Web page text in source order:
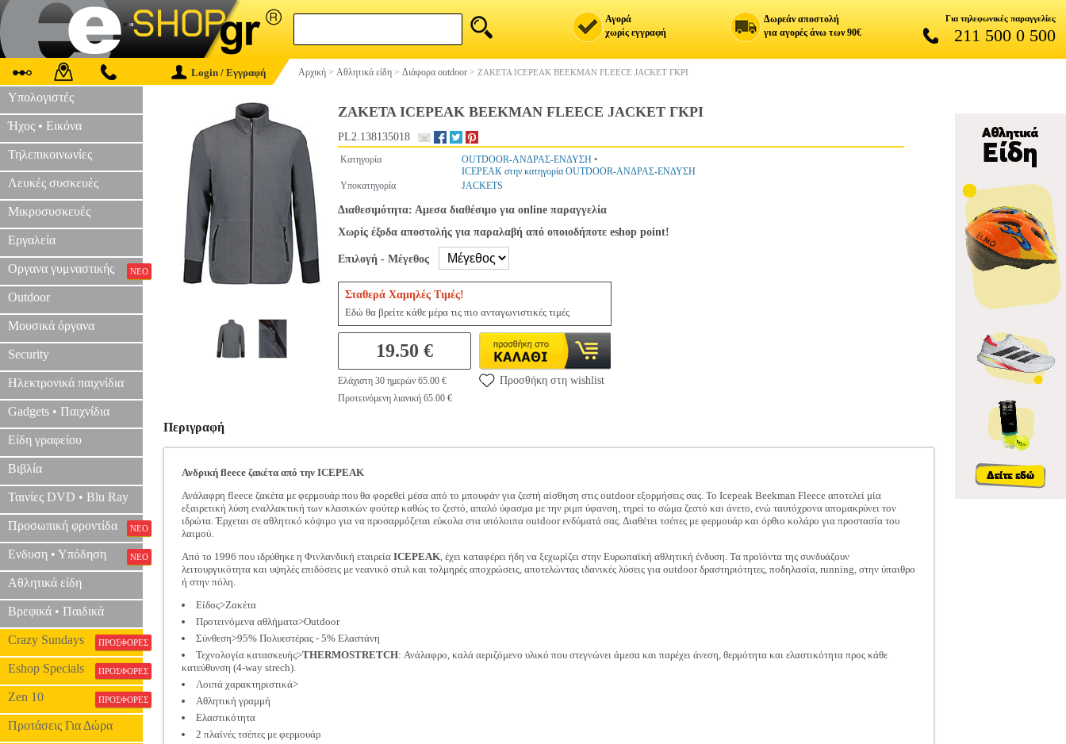
Αγορά
χωρίς εγγραφή
Δωρεάν αποστολή
για αγορές άνω των 90€
Για τηλεφωνικές παραγγελίες
211 500 0 500
Login / Εγγραφή Αρχική > Αθλητικά είδη > Διάφορα outdoor > ΖΑΚΕΤΑ ICEPEAK BEEKMAN FLEECE JACKET ΓΚΡΙ
Υπολογιστές
Ήχος • Εικόνα
Τηλεπικοινωνίες
Λευκές συσκευές
Μικροσυσκευές
Εργαλεία
Οργανα γυμναστικής ΝΕΟ
Outdoor
Μουσικά όργανα
Security
Ηλεκτρονικά παιχνίδια
Gadgets • Παιχνίδια
Είδη γραφείου
Βιβλία
Ταινίες DVD • Blu Ray
Προσωπική φροντίδα ΝΕΟ
Ενδυση • Υπόδηση ΝΕΟ
Αθλητικά είδη
Βρεφικά • Παιδικά
Crazy Sundays ΠΡΟΣΦΟΡΕΣ
Eshop Specials ΠΡΟΣΦΟΡΕΣ
Zen 10 ΠΡΟΣΦΟΡΕΣ
Προτάσεις Για Δώρα
ΖΑΚΕΤΑ ICEPEAK BEEKMAN FLEECE JACKET ΓΚΡΙ
PL2.138135018
Κατηγορία OUTDOOR-ΑΝΔΡΑΣ-ΕΝΔΥΣΗ •
ICEPEAK στην κατηγορία OUTDOOR-ΑΝΔΡΑΣ-ΕΝΔΥΣΗ
Υποκατηγορία
JACKETS
Διαθεσιμότητα: Αμεσα διαθέσιμο για online παραγγελία
Χωρίς έξοδα αποστολής για παραλαβή από οποιοδήποτε eshop point!
Επιλογή - Μέγεθος
Σταθερά Χαμηλές Τιμές!
Εδώ θα βρείτε κάθε μέρα τις πιο ανταγωνιστικές τιμές
19.50 €
Ελάχιστη 30 ημερών 65.00 €
Προτεινόμενη λιανική 65.00 €
Προσθήκη στη wishlist
Περιγραφή
Ανδρική fleece ζακέτα από την ICEPEAK
Ανάλαφρη fleece ζακέτα με φερμουάρ που θα φορεθεί μέσα από το μπουφάν για ζεστή αίσθηση στις outdoor εξορμήσεις σας. Το Icepeak Beekman Fleece αποτελεί μία
εξαιρετική λύση εναλλακτική των κλασικών φούτερ καθώς το ζεστό, απαλό ύφασμα με την ριμπ ύφανση, τηρεί το σώμα ζεστό και άνετο, ενώ ταυτόχρονα απομακρύνει τον
ιδρώτα. Έρχεται σε αθλητικό κόψιμο για να προσαρμόζεται εύκολα στα υπόλοιπα outdoor ενδύματά σας. Διαθέτει τσέπες με φερμουάρ και όρθιο κολάρο για προστασία του
λαιμού.
Από το 1996 που ιδρύθηκε η Φινλανδική εταιρεία ICEPEAK, έχει καταφέρει ήδη να ξεχωρίζει στην Ευρωπαϊκή αθλητική ένδυση. Τα προϊόντα της συνδυάζουν
λειτουργικότητα και υψηλές επιδόσεις με νεανικό στυλ και τολμηρές αποχρώσεις, αποτελώντας ιδανικές λύσεις για outdoor δραστηριότητες, ποδηλασία, running, στην ύπαιθρο
ή στην πόλη.
Είδος>Ζακέτα
Προτεινόμενα αθλήματα>Outdoor
Σύνθεση>95% Πολυεστέρας - 5% Ελαστάνη
Τεχνολογία κατασκευής>THERMOSTRETCH: Ανάλαφρο, καλά αεριζόμενο υλικό που στεγνώνει άμεσα και παρέχει άνεση, θερμότητα και ελαστικότητα προς κάθε
κατεύθυνση (4-way strech).
Λοιπά χαρακτηριστικά>
Αθλητική γραμμή
Ελαστικότητα
2 πλαϊνές τσέπες με φερμουάρ